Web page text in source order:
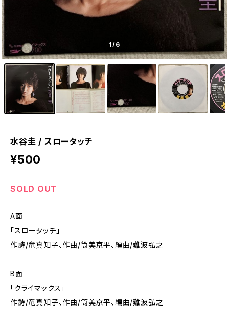
1/6
水谷圭 / スロータッチ
¥500
SOLD OUT
A面
「スロータッチ」
作詩/竜真知子、作曲/筒美京平、編曲/難波弘之
B面
「クライマックス」
作詩/竜真知子、作曲/筒美京平、編曲/難波弘之